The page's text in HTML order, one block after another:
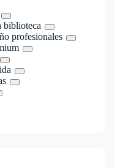
biblioteca
profesionales